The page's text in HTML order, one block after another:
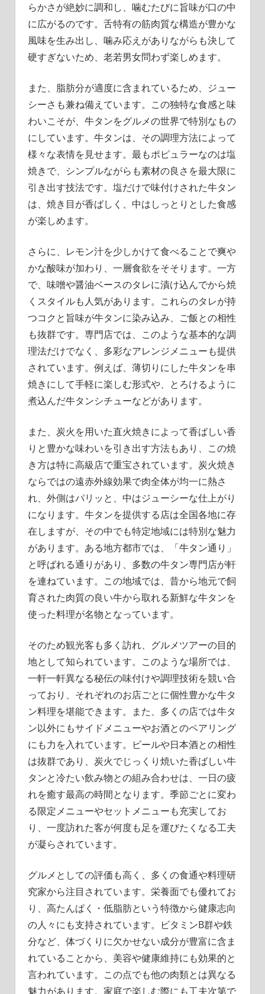
らかさが絶妙に調和し、噛むたびに旨味が口の中
に広がるのです。舌特有の筋肉質な構造が豊かな
風味を生み出し、噛み応えがありながらも決して
硬すぎないため、老若男女問わず楽しめます。
また、脂肪分が適度に含まれているため、ジュー
シーさも兼ね備えています。この独特な食感と味
わいこそが、牛タンをグルメの世界で特別なもの
にしています。牛タンは、その調理方法によって
様々な表情を見せます。最もポピュラーなのは塩
焼きで、シンプルながらも素材の良さを最大限に
引き出す技法です。塩だけで味付けされた牛タン
は、焼き目が香ばしく、中はしっとりとした食感
が楽しめます。
さらに、レモン汁を少しかけて食べることで爽や
かな酸味が加わり、一層食欲をそそります。一方
で、味噌や醤油ベースのタレに漬け込んでから焼
くスタイルも人気があります。これらのタレが持
つコクと旨味が牛タンに染み込み、ご飯との相性
も抜群です。専門店では、このような基本的な調
理法だけでなく、多彩なアレンジメニューも提供
されています。例えば、薄切りにした牛タンを串
焼きにして手軽に楽しむ形式や、とろけるように
煮込んだ牛タンシチューなどがあります。
また、炭火を用いた直火焼きによって香ばしい香
りと豊かな味わいを引き出す方法もあり、この焼
き方は特に高級店で重宝されています。炭火焼き
ならではの遠赤外線効果で肉全体が均一に熱さ
れ、外側はパリッと、中はジューシーな仕上がり
になります。牛タンを提供する店は全国各地に存
在しますが、その中でも特定地域には特別な魅力
があります。ある地方都市では、「牛タン通り」
と呼ばれる通りがあり、多数の牛タン専門店が軒
を連ねています。この地域では、昔から地元で飼
育された肉質の良い牛から取れる新鮮な牛タンを
使った料理が名物となっています。
そのため観光客も多く訪れ、グルメツアーの目的
地として知られています。このような場所では、
一軒一軒異なる秘伝の味付けや調理技術を競い合
っており、それぞれのお店ごとに個性豊かな牛タ
ン料理を堪能できます。また、多くの店では牛タ
ン以外にもサイドメニューやお酒とのペアリング
にも力を入れています。ビールや日本酒との相性
は抜群であり、炭火でじっくり焼いた香ばしい牛
タンと冷たい飲み物との組み合わせは、一日の疲
れを癒す最高の時間となります。季節ごとに変わ
る限定メニューやセットメニューも充実してお
り、一度訪れた客が何度も足を運びたくなる工夫
が凝らされています。
グルメとしての評価も高く、多くの食通や料理研
究家から注目されています。栄養面でも優れてお
り、高たんぱく・低脂肪という特徴から健康志向
の人々にも支持されています。ビタミンB群や鉄
分など、体づくりに欠かせない成分が豊富に含ま
れていることから、美容や健康維持にも効果的と
言われています。この点でも他の肉類とは異なる
魅力があります。家庭で楽しむ際にも工夫次第で